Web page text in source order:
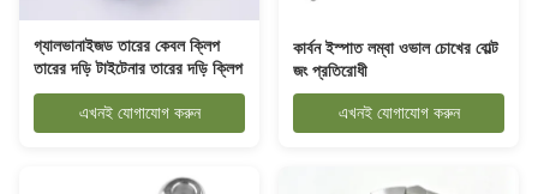
গ্যালভানাইজড তারের কেবল ক্লিপ
তারের দড়ি টাইটেনার তারের দড়ি ক্লিপ
এখনই যোগাযোগ করুন
কার্বন ইস্পাত লম্বা ওভাল চোখের বোল্ট
জং প্রতিরোধী
এখনই যোগাযোগ করুন